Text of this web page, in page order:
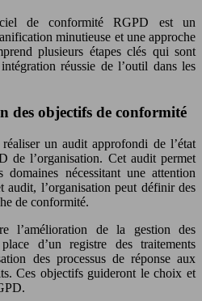
de conformité RGPD est un
minutieuse et une approche
plusieurs étapes clés qui sont
réussie de l’outil dans les
objectifs de conformité
un audit approfondi de l’état
de l’organisation. Cet audit permet
nécessitant une attention
audit, l’organisation peut définir des
de conformité.
l’amélioration de la gestion des
d’un registre des traitements
des processus de réponse aux
Ces objectifs guideront le choix et